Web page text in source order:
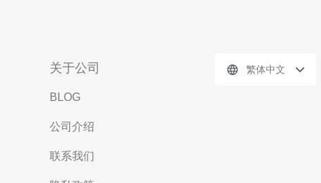
关于公司
BLOG
公司介绍
联系我们
繁体中文